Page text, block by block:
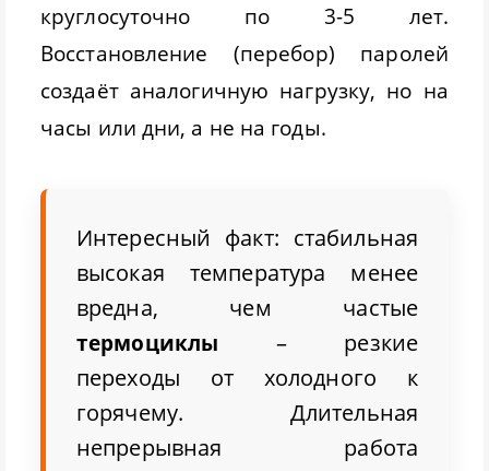
круглосуточно по 3-5 лет.
Восстановление (перебор) паролей
создаёт аналогичную нагрузку, но на
часы или дни, а не на годы.
Интересный факт: стабильная
высокая температура менее
вредна, чем частые
термоциклы – резкие
переходы от холодного к
горячему. Длительная
непрерывная работа